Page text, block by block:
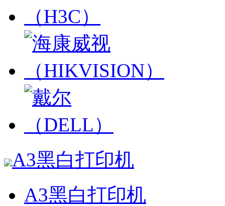
A3黑白打印机
A3黑白打印机